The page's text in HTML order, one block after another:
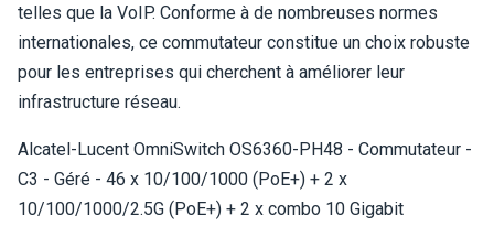
telles que la VoIP. Conforme à de nombreuses normes
internationales, ce commutateur constitue un choix robuste
pour les entreprises qui cherchent à améliorer leur
infrastructure réseau.
Alcatel-Lucent OmniSwitch OS6360-PH48 - Commutateur -
C3 - Géré - 46 x 10/100/1000 (PoE+) + 2 x
10/100/1000/2.5G (PoE+) + 2 x combo 10 Gigabit